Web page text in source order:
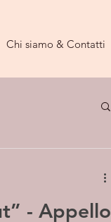
Chi siamo & Contatti
- Appello